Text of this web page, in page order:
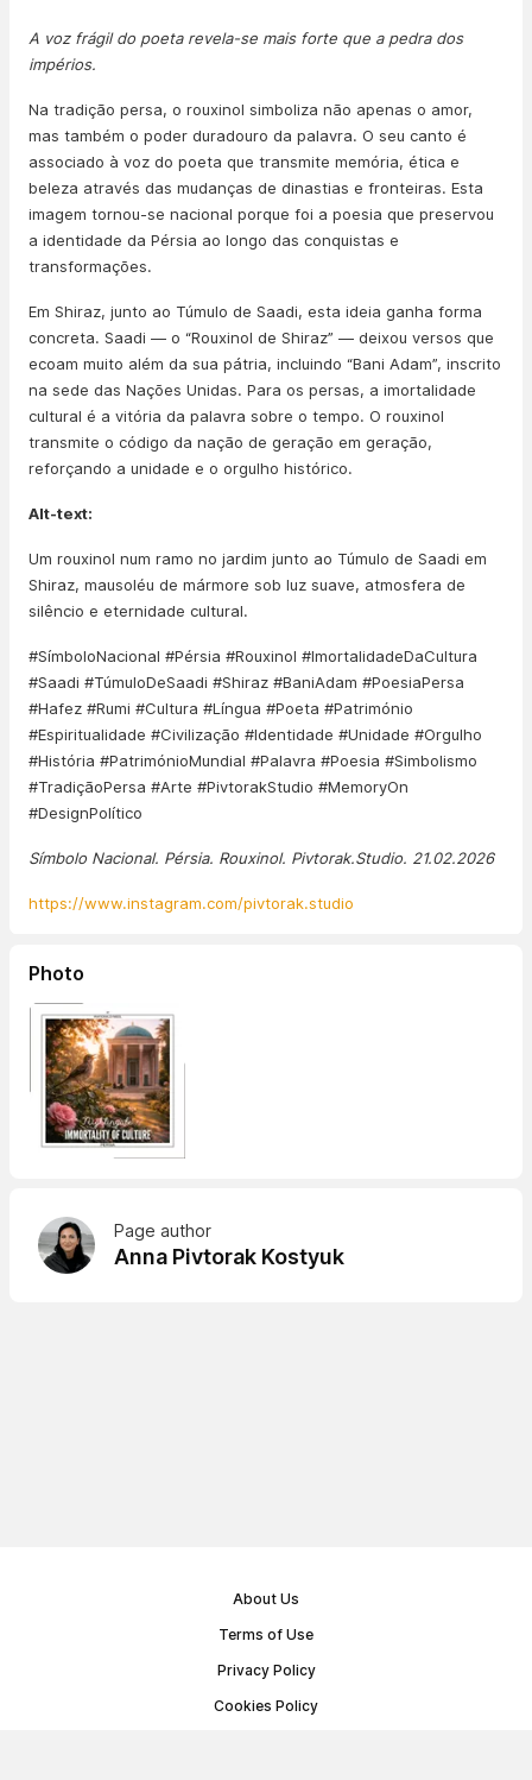
A voz frágil do poeta revela-se mais forte que a pedra dos
impérios.
Na tradição persa, o rouxinol simboliza não apenas o amor,
mas também o poder duradouro da palavra. O seu canto é
associado à voz do poeta que transmite memória, ética e
beleza através das mudanças de dinastias e fronteiras. Esta
imagem tornou-se nacional porque foi a poesia que preservou
a identidade da Pérsia ao longo das conquistas e
transformações.
Em Shiraz, junto ao Túmulo de Saadi, esta ideia ganha forma
concreta. Saadi — o “Rouxinol de Shiraz” — deixou versos que
ecoam muito além da sua pátria, incluindo “Bani Adam”, inscrito
na sede das Nações Unidas. Para os persas, a imortalidade
cultural é a vitória da palavra sobre o tempo. O rouxinol
transmite o código da nação de geração em geração,
reforçando a unidade e o orgulho histórico.
Alt-text:
Um rouxinol num ramo no jardim junto ao Túmulo de Saadi em
Shiraz, mausoléu de mármore sob luz suave, atmosfera de
silêncio e eternidade cultural.
#SímboloNacional #Pérsia #Rouxinol #ImortalidadeDaCultura
#Saadi #TúmuloDeSaadi #Shiraz #BaniAdam #PoesiaPersa
#Hafez #Rumi #Cultura #Língua #Poeta #Património
#Espiritualidade #Civilização #Identidade #Unidade #Orgulho
#História #PatrimónioMundial #Palavra #Poesia #Simbolismo
#TradiçãoPersa #Arte #PivtorakStudio #MemoryOn
#DesignPolítico
Símbolo Nacional. Pérsia. Rouxinol. Pivtorak.Studio. 21.02.2026
https://www.instagram.com/pivtorak.studio
Photo
Page author
Anna Pivtorak Kostyuk
About Us
Terms of Use
Privacy Policy
Cookies Policy